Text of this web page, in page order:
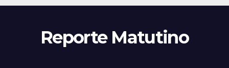
Reporte Matutino